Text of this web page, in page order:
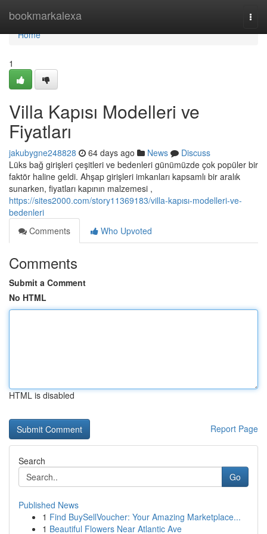
bookmarkalexa
Home
Home
1
Villa Kapısı Modelleri ve
Fiyatları
jakubygne248828 64 days ago News
Discuss
Lüks bağ girişleri çeşitleri ve bedenleri günümüzde çok popüler bir
faktör haline geldi. Ahşap girişleri imkanları kapsamlı bir aralık
sunarken, fiyatları kapının malzemesi ,
https://sites2000.com/story11369183/villa-kapısı-modelleri-ve-
bedenleri
Comments
Who Upvoted
Comments
Submit a Comment
No HTML
HTML is disabled
Report Page
Search
Go
Published News
1 Find BuySellVoucher: Your Amazing Marketplace...
1 Beautiful Flowers Near Atlantic Ave